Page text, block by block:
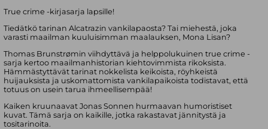
True crime -kirjasarja lapsille!
Tiedätkö tarinan Alcatrazin vankilapaosta? Tai miehestä, joka
varasti maailman kuuluisimman maalauksen, Mona Lisan?
Thomas Brunstrømin viihdyttävä ja helppolukuinen true crime -
sarja kertoo maailmanhistorian kiehtovimmista rikoksista.
Hämmästyttävät tarinat nokkelista keikoista, röyhkeistä
huijauksista ja uskomattomista vankilapaikoista todistavat, että
totuus on usein tarua ihmeellisempää!
Kaiken kruunaavat Jonas Sonnen hurmaavan humoristiset
kuvat. Tämä sarja on kaikille, jotka rakastavat jännitystä ja
tositarinoita.